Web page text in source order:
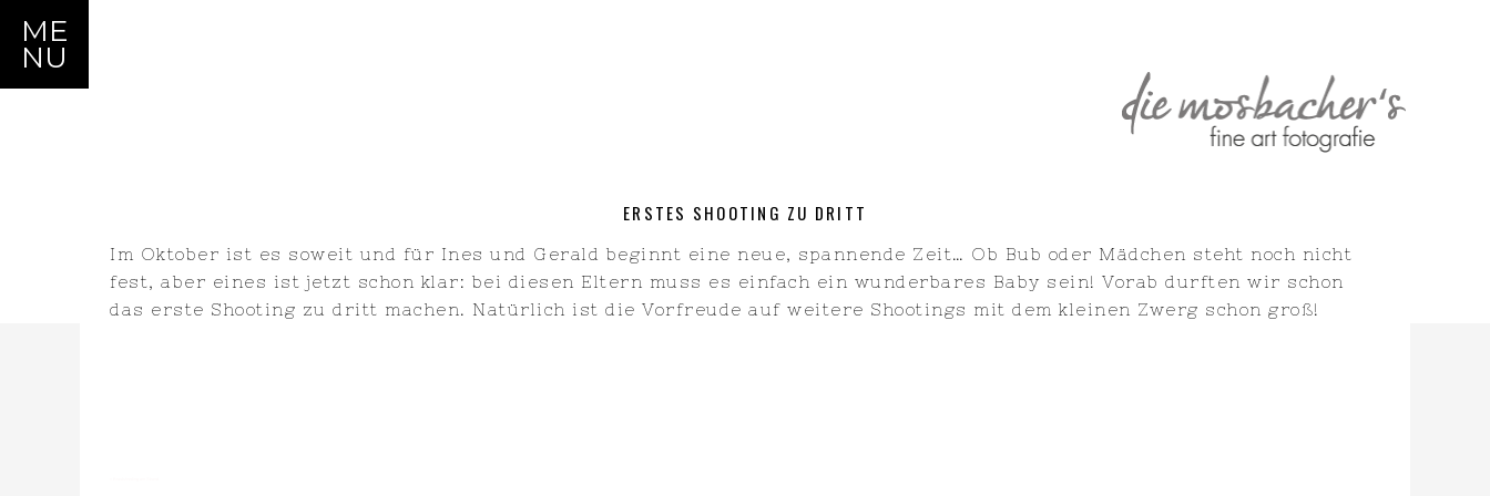
ME
NU
ERSTES SHOOTING ZU DRITT
Im Oktober ist es soweit und für Ines und Gerald beginnt eine neue, spannende Zeit… Ob Bub oder Mädchen steht noch nicht
fest, aber eines ist jetzt schon klar: bei diesen Eltern muss es einfach ein wunderbares Baby sein! Vorab durften wir schon
das erste Shooting zu dritt machen. Natürlich ist die Vorfreude auf weitere Shootings mit dem kleinen Zwerg schon groß!